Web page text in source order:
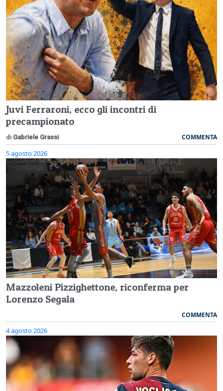
Juvi Ferraroni, ecco gli incontri di
precampionato
di Gabriele Grassi COMMENTA
5 agosto 2026
Mazzoleni Pizzighettone, riconferma per
Lorenzo Segala
COMMENTA
4 agosto 2026